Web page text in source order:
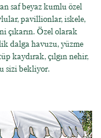
saf beyaz kumlu özel
pavillionlar, iskele,
çıkarın. Özel olarak
dalga havuzu, yüzme
kaydırak, çılgın nehir,
sizi bekliyor.